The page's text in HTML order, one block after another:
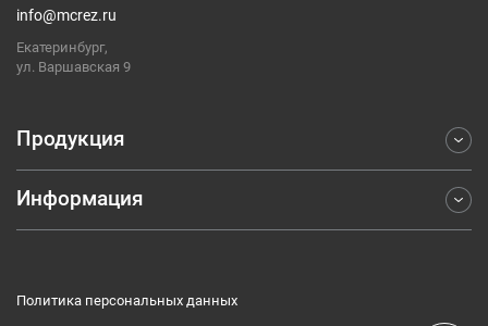
Продукция
Фрезерование
Точение
Отрезка и обработка канавок
Информация
info@mcrez.ru
Екатеринбург,
ул. Варшавская 9
Политика персональных данных